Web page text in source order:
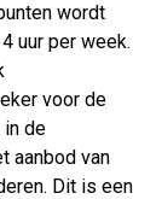
wordt
uur per week.
voor de
in de
aanbod van
Dit is een